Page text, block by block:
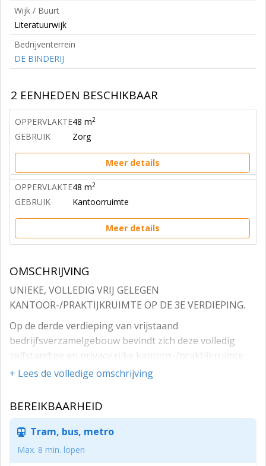
Wijk / Buurt
Literatuurwijk
Bedrijventerrein
DE BINDERIJ
2 EENHEDEN BESCHIKBAAR
OPPERVLAKTE48 m2
GEBRUIK Zorg
Meer details
OPPERVLAKTE48 m2
GEBRUIK Kantoorruimte
Meer details
OMSCHRIJVING
UNIEKE, VOLLEDIG VRIJ GELEGEN
KANTOOR-/PRAKTIJKRUIMTE OP DE 3E VERDIEPING.
Op de derde verdieping van vrijstaand
bedrijfsverzamelgebouw bevindt zich deze volledig
zelfstandige en privacy rijke kantoor-/praktijkruimte
van circa 48 m², geheel vrij van directe naaste buren.
kantoorwerk als praktijkgerichte en geluid intensive
therapie.
Gelegen aan de noordoostkant van de Literatuurwijk in
+ Lees de volledige omschrijving
BEREIKBAARHEID
Tram, bus, metro
Max. 8 min. lopen